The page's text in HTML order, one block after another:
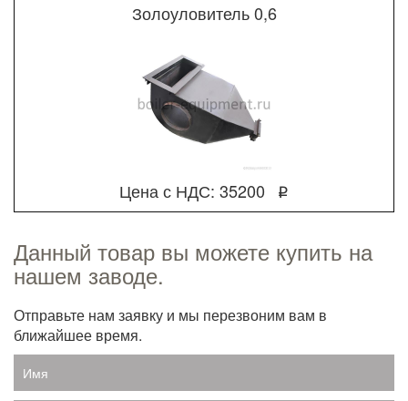
Золоуловитель 0,6
Цена с НДС: 35200 q
Данный товар вы можете купить на
нашем заводе.
Отправьте нам заявку и мы перезвоним вам в
ближайшее время.
Имя